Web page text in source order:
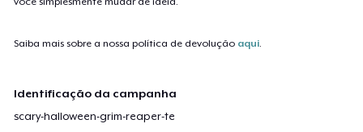
Saiba mais sobre a nossa política de devolução aqui
Identificação da campanha
scary-halloween-grim-reaper-te